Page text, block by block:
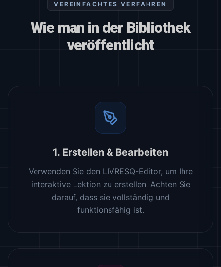
VEREINFACHTES VERFAHREN
Wie man in der Bibliothek
veröffentlicht
1. Erstellen & Bearbeiten
Verwenden Sie den LIVRESQ-Editor, um Ihre
interaktive Lektion zu erstellen. Achten Sie
darauf, dass sie vollständig und
funktionsfähig ist.